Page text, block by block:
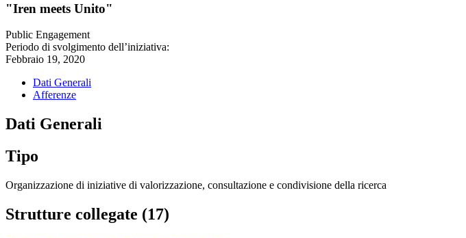
"Iren meets Unito"
Public Engagement
Periodo di svolgimento dell’iniziativa:
Febbraio 19, 2020
Dati Generali
Afferenze
Dati Generali
Tipo
Organizzazione di iniziative di valorizzazione, consultazione e condivisione della ricerca
Strutture collegate (17)